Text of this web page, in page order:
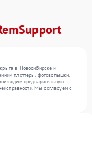
в Новосибирске и
плоттеры, фотовспышки,
предварительную
Мы согласуем с
затем реализуем ремонт с
качество оказанных